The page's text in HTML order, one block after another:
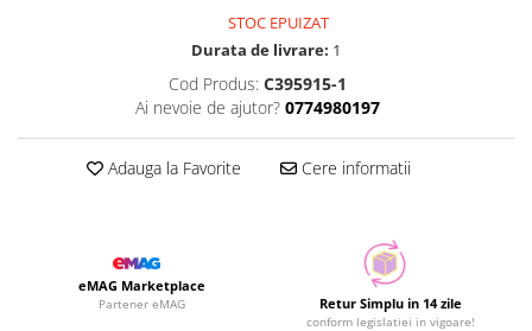
STOC EPUIZAT
Durata de livrare: 1
Cod Produs: C395915-1
Ai nevoie de ajutor? 0774980197
Adauga la Favorite Cere informatii
eMAG Marketplace
Partener eMAG Retur Simplu in 14 zile
conform legislatiei in vigoare!